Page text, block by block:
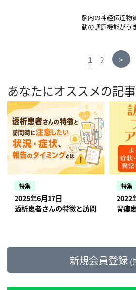
性、脊髄性、末梢性
とよだクリニッ
脳内の神経伝達物
動の調節機能がう
ていられないなど
キンソン病や抗精
状がみられる場合
ます。 監修： とよだクリニック院長 豊田
早苗
1 2 >
あなたにオススメの記事
特集
2025年6月17日
透析患者さんの特徴と訪問時に注意し
特集
2022
胃瘻
新規会員登録 (